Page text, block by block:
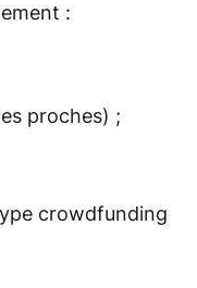
:
proches) ;
crowdfunding